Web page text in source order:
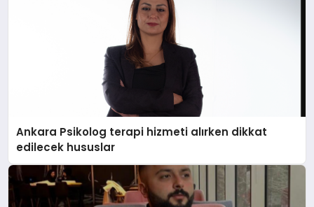
Ankara Psikolog terapi hizmeti alırken dikkat
edilecek hususlar